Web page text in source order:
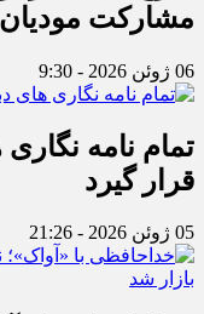
مشارکت
06 ژوئن 2026 - 9:30
تمام نامه نگاری
قرار گیرد
05 ژوئن 2026 - 21:26